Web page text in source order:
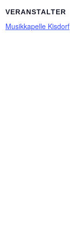
VERANSTALTER
Musikkapelle Kisdorf